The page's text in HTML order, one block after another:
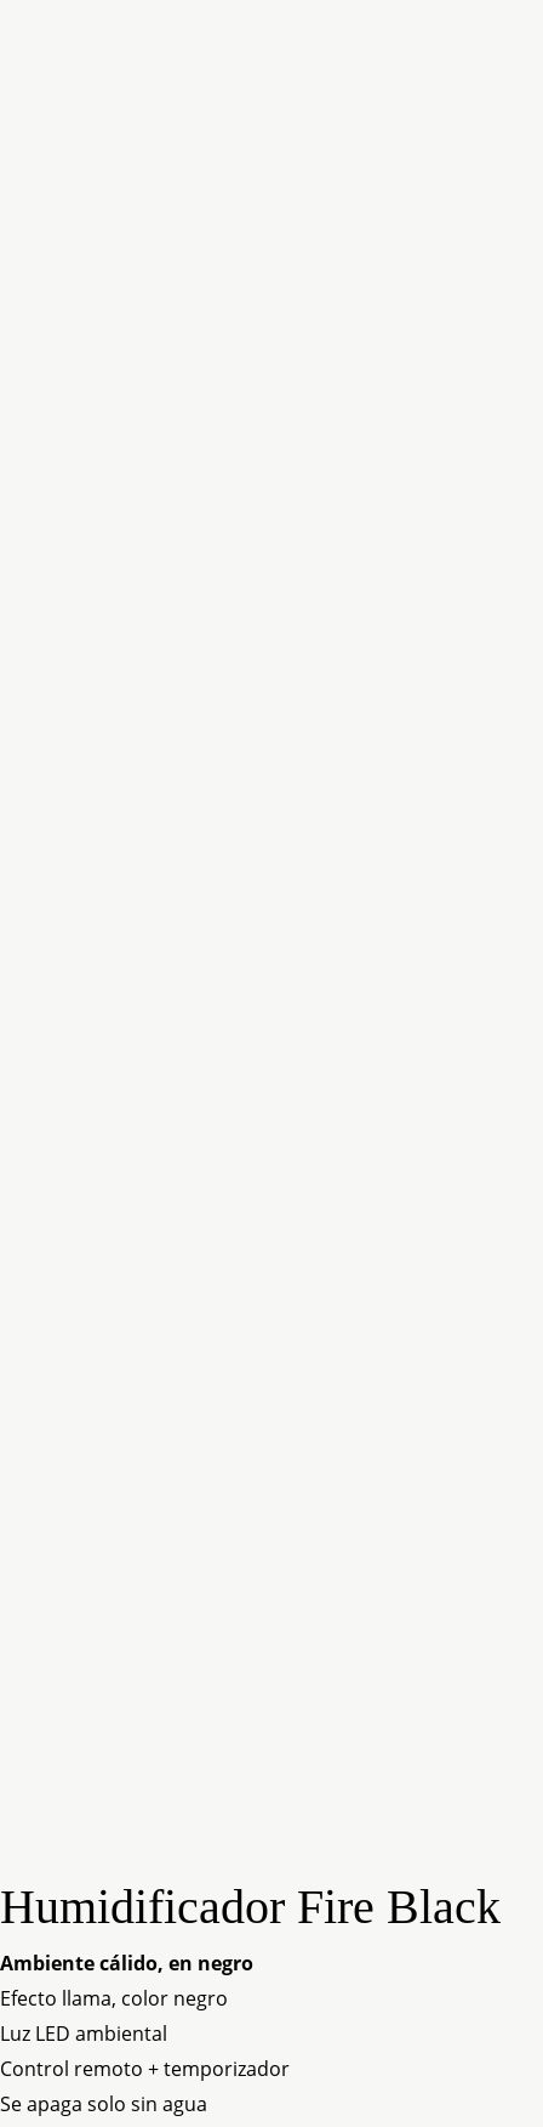
Humidificador Fire Black
Ambiente cálido, en negro
Efecto llama, color negro
Luz LED ambiental
Control remoto + temporizador
Se apaga solo sin agua